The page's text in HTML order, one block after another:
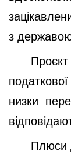
з
низки
Плюси